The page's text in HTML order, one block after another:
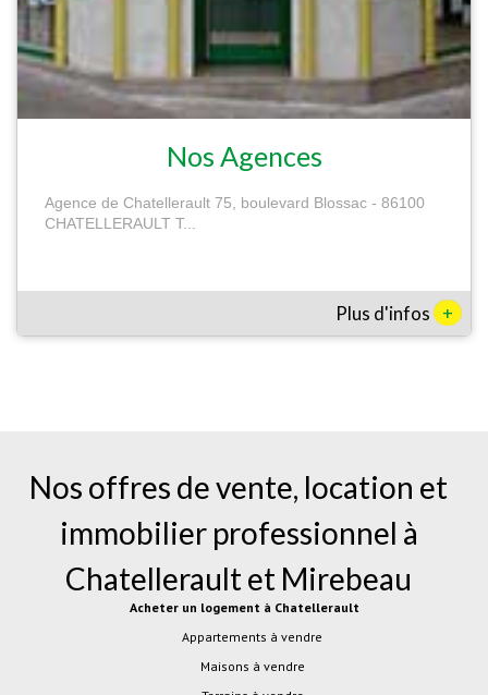
Nos Agences
Agence de Chatellerault 75, boulevard Blossac - 86100
CHATELLERAULT T...
Plus d'infos +
Nos offres de vente, location et
immobilier professionnel à
Chatellerault et Mirebeau
Acheter un logement à Chatellerault
Appartements à vendre
Maisons à vendre